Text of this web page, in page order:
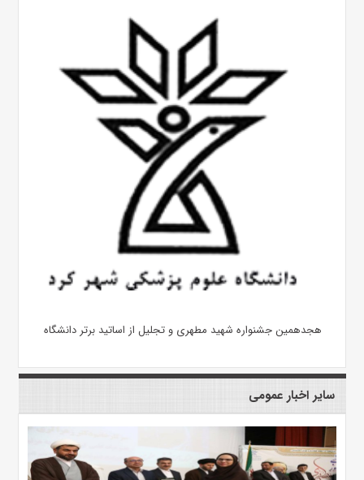
هجدهمین جشنواره شهید مطهری و تجلیل از اساتید برتر دانشگاه
سایر اخبار عمومی